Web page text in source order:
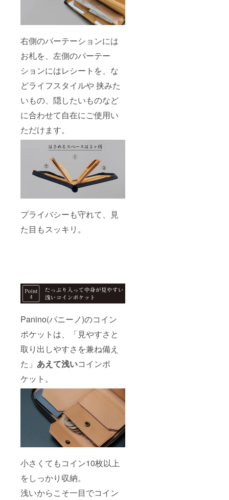
右側のパーテーションには
お札を、左側のパーテー
ションにはレシートを、な
どライフスタイルや 挟みた
いもの、隠したいものなど
に合わせて自在にご使用い
ただけます。
プライバシーも守れて、見
た目もスッキリ。
Panino(パニーノ)のコイン
ポケットは、「見やすさと
取り出しやすさを兼ね備え
た」 あえて浅いコインポ
ケット。
小さくてもコイン10枚以上
をしっかり収納。
浅いからこそ一目でコイン